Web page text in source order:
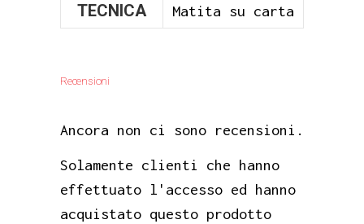
TECNICA
Matita su carta
Recensioni
Ancora non ci sono recensioni.
Solamente clienti che hanno
effettuato l'accesso ed hanno
acquistato questo prodotto